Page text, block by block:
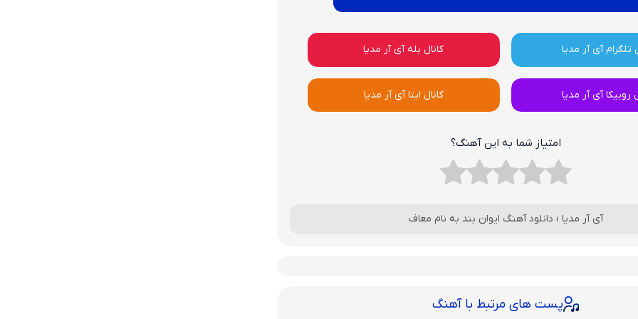
تلگرام آی آر مدیا کانال بله آی آر مدیا
روبیکا آی آر مدیا کانال ایتا آی آر مدیا
امتیاز شما به این آهنگ؟
آی آر مدیا › دانلود آهنگ ایوان بند به نام معاف
پست های مرتبط با آهنگ